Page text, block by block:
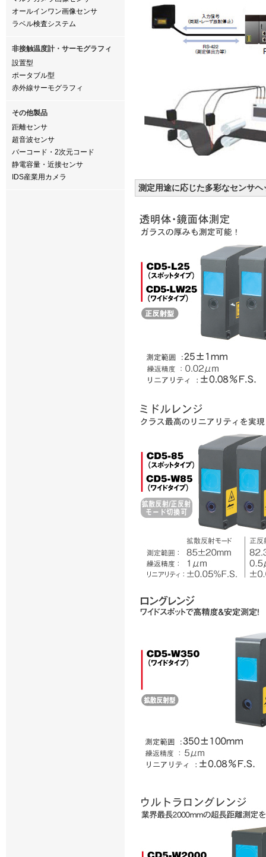
オールインワン画像センサ
ラベル検査システム
非接触温度計・サーモグラフィ
設置型
ポータブル型
赤外線サーモグラフィ
その他製品
距離センサ
超音波センサ
バーコード・2次元コード
静電容量・近接センサ
IDS産業用カメラ
測定用途に応じた多彩なセンサヘ